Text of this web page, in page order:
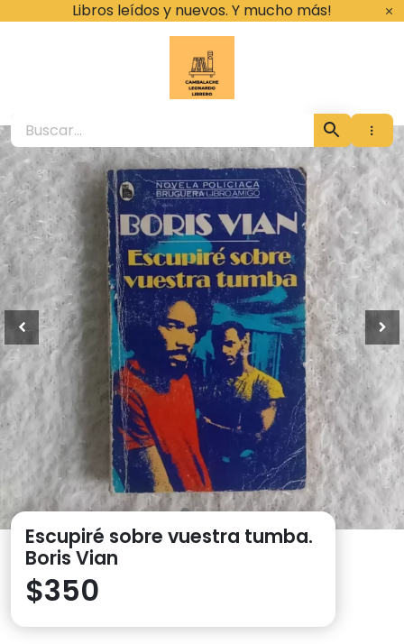
Libros leídos y nuevos. Y mucho más!
Cambalache
Escupiré sobre vuestra tumba.
Boris Vian
$350